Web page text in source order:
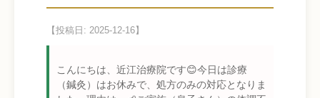
【投稿日: 2025-12-16】
こんにちは、近江治療院です😊今日は診療
（鍼灸）はお休みで、処方のみの対応となりま